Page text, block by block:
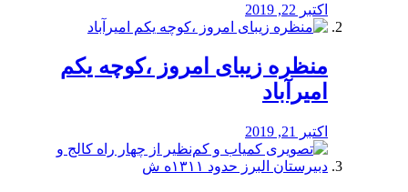
اکتبر 22, 2019
منظره‌‌ زیبای امروز ،کوچه یکم
امیرآباد
اکتبر 21, 2019